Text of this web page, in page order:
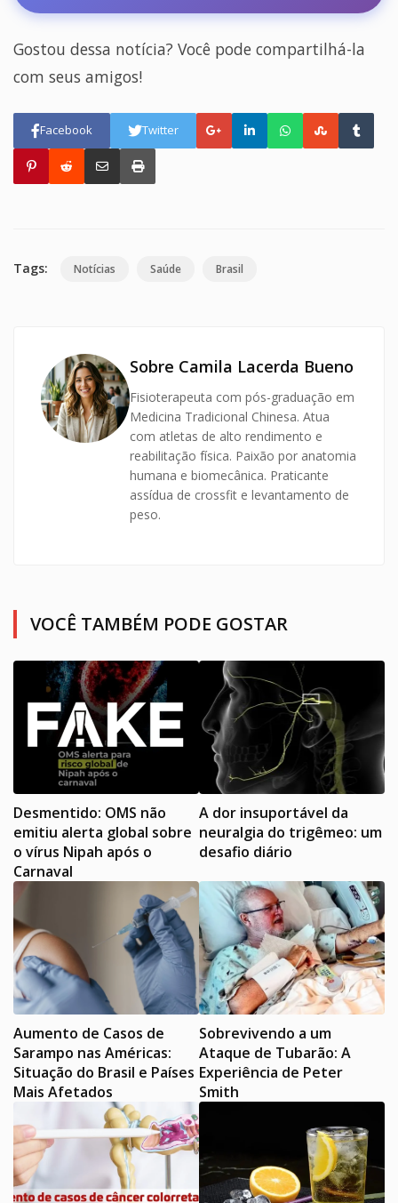
Gostou dessa notícia? Você pode compartilhá-la
com seus amigos!
Facebook Twitter
Tags: Notícias Saúde Brasil
Sobre Camila Lacerda Bueno
Fisioterapeuta com pós-graduação em
Medicina Tradicional Chinesa. Atua
com atletas de alto rendimento e
reabilitação física. Paixão por anatomia
humana e biomecânica. Praticante
assídua de crossfit e levantamento de
peso.
VOCÊ TAMBÉM PODE GOSTAR
Desmentido: OMS não
emitiu alerta global sobre
o vírus Nipah após o
Carnaval
A dor insuportável da
neuralgia do trigêmeo: um
desafio diário
Aumento de Casos de
Sarampo nas Américas:
Situação do Brasil e Países
Mais Afetados
Sobrevivendo a um
Ataque de Tubarão: A
Experiência de Peter
Smith